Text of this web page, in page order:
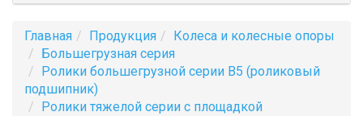
Главная Продукция
Колеса и колесные опоры
Большегрузная серия
Ролики большегрузной серии B5 (роликовый
подшипник)
Ролики тяжелой серии с площадкой